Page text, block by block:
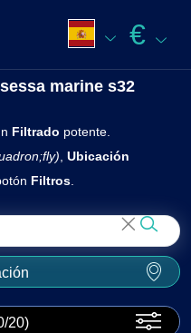
€
marine s32
Filtrado potente.
Ubicación
Filtros
/20)